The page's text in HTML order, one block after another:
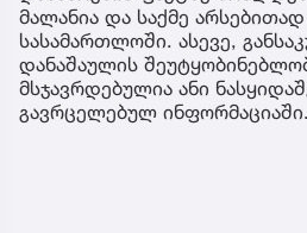
მალანია და საქმე
სასამართლოში. ასევე,
დანაშაულის
მსჯავრდებულია ანი
გავრცელებულ ინფორმაციაში.